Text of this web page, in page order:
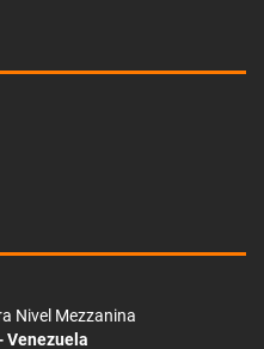
Nivel Mezzanina
Venezuela